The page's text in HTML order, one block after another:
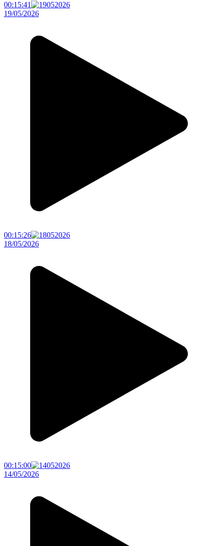
00:15:41
19/05/2026
00:15:26
18/05/2026
00:15:00
14/05/2026